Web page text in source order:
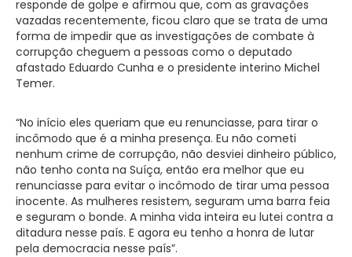
responde de golpe e afirmou que, com as gravações
vazadas recentemente, ficou claro que se trata de uma
forma de impedir que as investigações de combate à
corrupção cheguem a pessoas como o deputado
afastado Eduardo Cunha e o presidente interino Michel
Temer.
“No início eles queriam que eu renunciasse, para tirar o
incômodo que é a minha presença. Eu não cometi
nenhum crime de corrupção, não desviei dinheiro público,
não tenho conta na Suíça, então era melhor que eu
renunciasse para evitar o incômodo de tirar uma pessoa
inocente. As mulheres resistem, seguram uma barra feia
e seguram o bonde. A minha vida inteira eu lutei contra a
ditadura nesse país. E agora eu tenho a honra de lutar
pela democracia nesse país”.